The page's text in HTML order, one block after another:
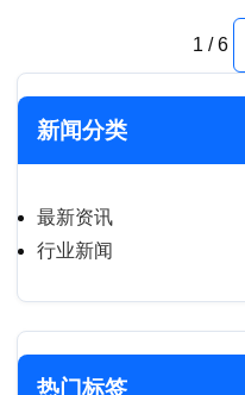
1 / 6
新闻分类
最新资讯
行业新闻
热门标签